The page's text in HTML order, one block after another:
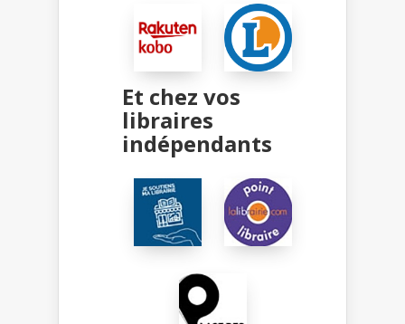
Et chez vos
libraires
indépendants